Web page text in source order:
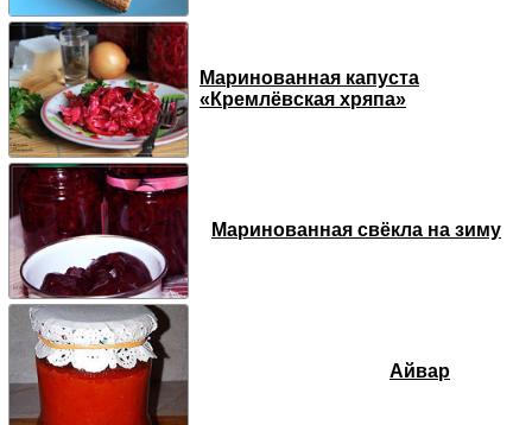
Маринованная капуста
«Кремлёвская хряпа»
Маринованная свёкла на зиму
Айвар